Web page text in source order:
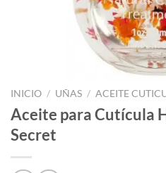
INICIO / UÑAS / ACEITE
Aceite para Cutícula
Secret